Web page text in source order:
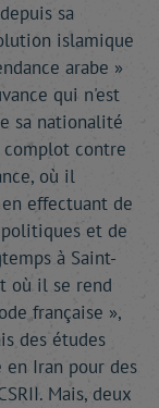
sa
islamique
arabe »
qui n'est
sa nationalité
contre
où il
effectuant de
et de
à Saint-
où il se rend
française »,
des études
en Iran pour des
Mais, deux